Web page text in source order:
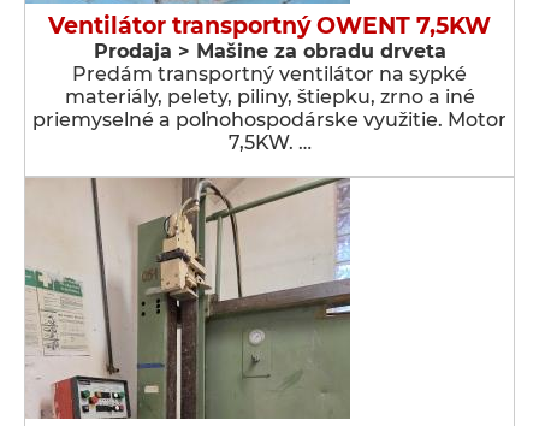
Ventilátor transportný OWENT 7,5KW
Prodaja > Мašine za obradu drveta
Predám transportný ventilátor na sypké
materiály, pelety, piliny, štiepku, zrno a iné
priemyselné a poľnohospodárske využitie. Motor
7,5KW. …